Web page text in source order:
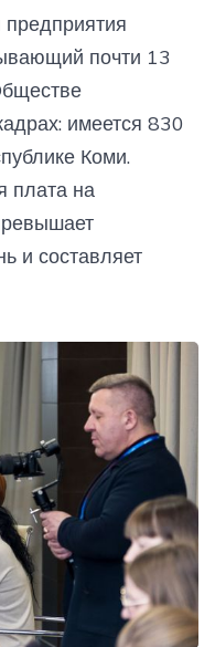
почти 13
имеется 830
Коми.
плата на
и составляет